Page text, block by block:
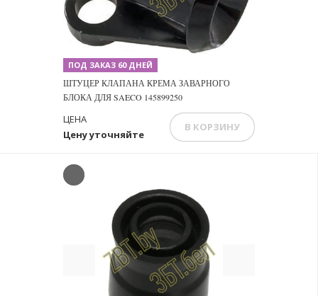
ПОД ЗАКАЗ 60 ДНЕЙ
ШТУЦЕР КЛАПАНА КРЕМА ЗАВАРНОГО
БЛОКА ДЛЯ SAECO 145899250
Цену уточняйте
ЦЕНА
В КОРЗИНУ
Previous